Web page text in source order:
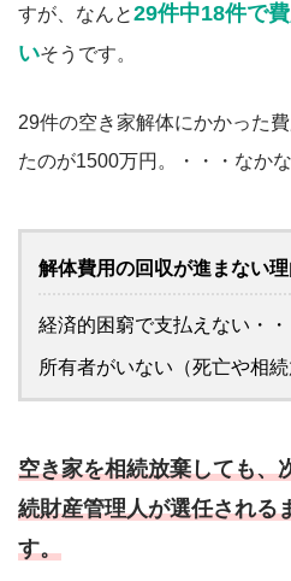
すが、なんと29件中18件で
いそうです。
29件の空き家解体にかかった
たのが1500万円。・・・なか
解体費用の回収が進まない理
経済的困窮で支払えない・
所有者がいない（死亡や相
空き家を相続放棄しても、
続財産管理人が選任される
す。